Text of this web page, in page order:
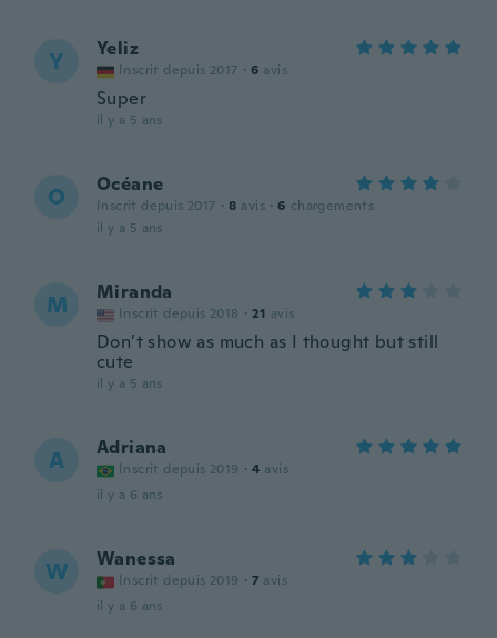
Y Yeliz
Inscrit depuis 2017 · 6 avis
Super
il y a 5 ans
O Océane
Inscrit depuis 2017 · 8 avis · 6 chargements
il y a 5 ans
M Miranda
Inscrit depuis 2018 · 21 avis
Don’t show as much as I thought but still
cute
il y a 5 ans
A Adriana
Inscrit depuis 2019 · 4 avis
il y a 6 ans
W Wanessa
Inscrit depuis 2019 · 7 avis
il y a 6 ans